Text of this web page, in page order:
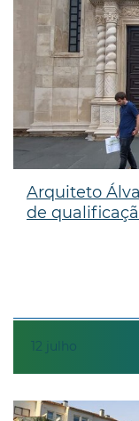
12 julho
Arquiteto
de